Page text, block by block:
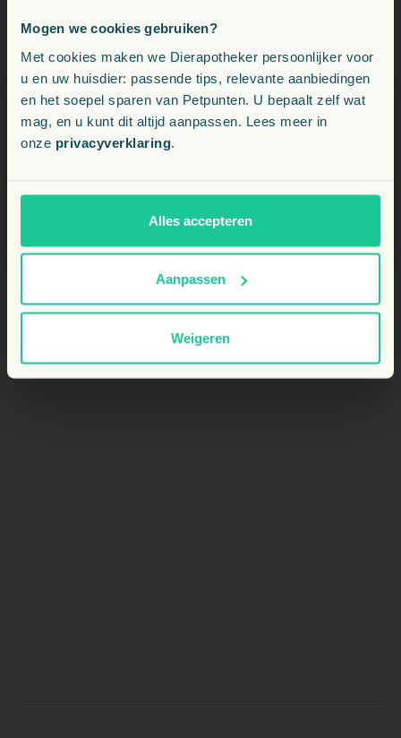
Mogen we cookies gebruiken?
Met cookies maken we Dierapotheker persoonlijker voor
u en uw huisdier: passende tips, relevante aanbiedingen
en het soepel sparen van Petpunten. U bepaalt zelf wat
mag, en u kunt dit altijd aanpassen. Lees meer in
onze privacyverklaring
Alles accepteren
Aanpassen
Weigeren
Kan Vet-Concept Agility langdurig worden
gebruikt?
Kan ik dit combineren met andere
Kies uw land:
BE